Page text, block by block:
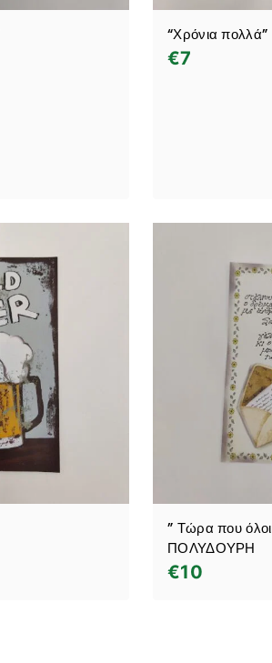
“Χρόνια πολλά”
€7
” Τώρα που
ΠΟΛΥΔΟΥΡΗ
€10